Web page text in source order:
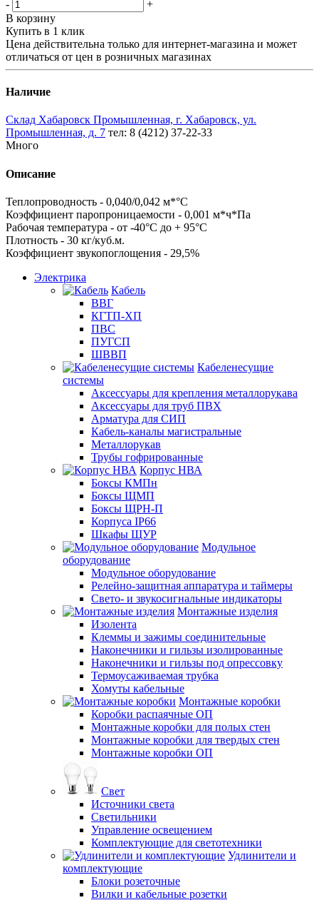
-
+
В корзину
Купить в 1 клик
Цена действительна только для интернет-магазина и может
отличаться от цен в розничных магазинах
Наличие
Склад Хабаровск Промышленная, г. Хабаровск, ул.
Промышленная, д. 7 тел: 8 (4212) 37-22-33
Много
Описание
Теплопроводность - 0,040/0,042 м*°С
Коэффициент паропроницаемости - 0,001 м*ч*Па
Рабочая температура - от -40°С до + 95°С
Плотность - 30 кг/куб.м.
Коэффициент звукопоглощения - 29,5%
Электрика
Кабель
ВВГ
КГТП-ХП
ПВС
ПУГСП
ШВВП
Кабеленесущие
системы
Аксессуары для крепления металлорукава
Аксессуары для труб ПВХ
Арматура для СИП
Кабель-каналы магистральные
Металлорукав
Трубы гофрированные
Корпус НВА
Боксы КМПн
Боксы ЩМП
Боксы ЩРН-П
Корпуса IP66
Шкафы ЩУР
Модульное
оборудование
Модульное оборудование
Релейно-защитная аппаратура и таймеры
Свето- и звукосигнальные индикаторы
Монтажные изделия
Изолента
Клеммы и зажимы соединительные
Наконечники и гильзы изолированные
Наконечники и гильзы под опрессовку
Термоусаживаемая трубка
Хомуты кабельные
Монтажные коробки
Коробки распаячные ОП
Монтажные коробки для полых стен
Монтажные коробки для твердых стен
Монтажные коробки ОП
Свет
Источники света
Светильники
Управление освещением
Комплектующие для светотехники
Удлинители и
комплектующие
Блоки розеточные
Вилки и кабельные розетки